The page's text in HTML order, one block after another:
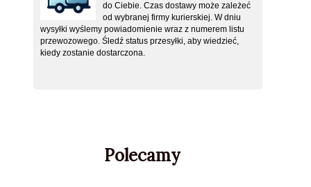
do Ciebie. Czas dostawy może zależeć
od wybranej firmy kurierskiej. W dniu
wysyłki wyślemy powiadomienie wraz z numerem listu
przewozowego. Śledź status przesyłki, aby wiedzieć,
kiedy zostanie dostarczona.
Polecamy